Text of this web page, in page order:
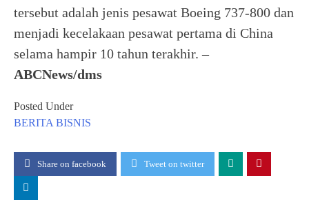
tersebut adalah jenis pesawat Boeing 737-800 dan
menjadi kecelakaan pesawat pertama di China
selama hampir 10 tahun terakhir. –
ABCNews/dms
Posted Under
BERITA BISNIS
Share on facebook Tweet on twitter